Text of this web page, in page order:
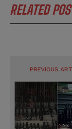
RELATED
PREVIOUS